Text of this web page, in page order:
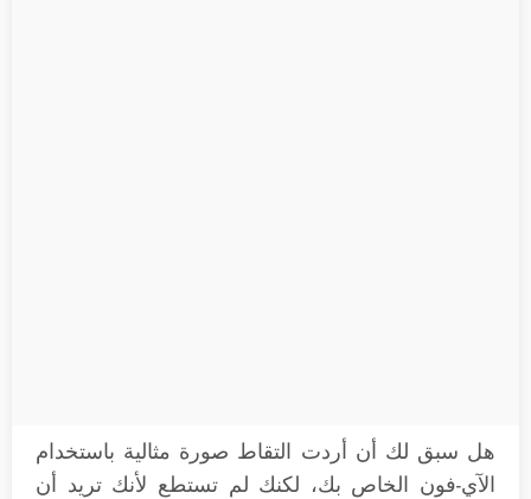
هل سبق لك أن أردت التقاط صورة مثالية باستخدام
الآي-فون الخاص بك، لكنك لم تستطع لأنك تريد أن